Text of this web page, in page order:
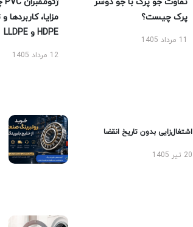
پرک چیست؟
11 مرداد 1405
مزایا، کاربردها
HDPE و LLDPE
12 مرداد 1405
اشتغال‌زایی بدون تاریخ انقضا
20 تیر 1405